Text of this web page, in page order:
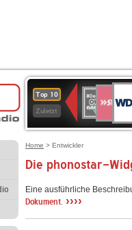
Top 10
Zuletzt
80er
90er
OLDIE
ANTENNE
4
2
Home > Entwickler
Die phonostar-
Eine ausführliche
Dokument. ››››